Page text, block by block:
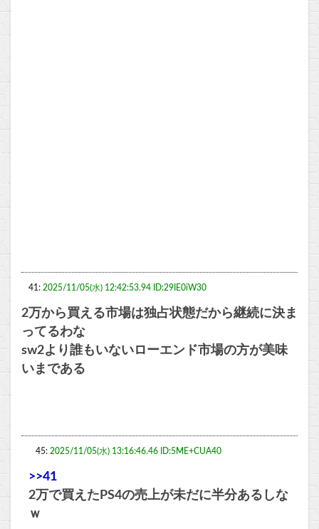
41: 2025/11/05(水) 12:42:53.94 ID:29IE0iW30
2万から買える市場は独占状態だから継続に決ま
ってるわな
sw2より誰もいないローエンド市場の方が美味
いまである
45: 2025/11/05(水) 13:16:46.46 ID:5ME+CUA40
>>41
2万で買えたPS4の売上が未だに半分あるしな
ｗ